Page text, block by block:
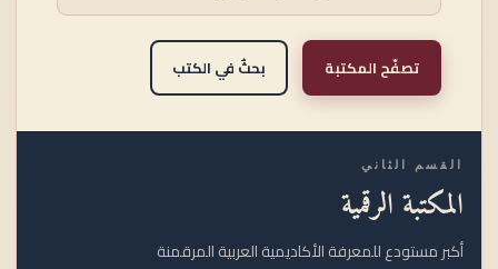
تصفّح المكتبة بحثٌ في الكتب
القسم الثاني
المكتبة الرقمية
أكبر مستودع للمعرفة الأكاديمية العربية المرقمنة